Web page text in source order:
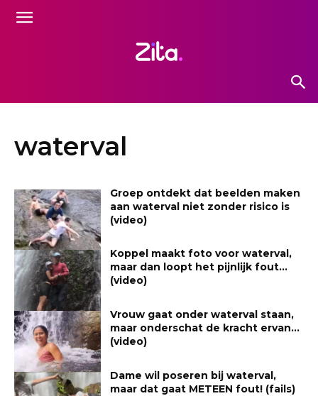
waterval
Groep ontdekt dat beelden maken
aan waterval niet zonder risico is
(video)
Koppel maakt foto voor waterval,
maar dan loopt het pijnlijk fout…
(video)
Vrouw gaat onder waterval staan,
maar onderschat de kracht ervan…
(video)
Dame wil poseren bij waterval,
maar dat gaat METEEN fout! (fails)